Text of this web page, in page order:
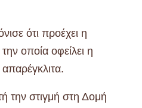
ότι προέχει η
οποία οφείλει η
απαρέγκλιτα.
την στιγμή στη Δομή